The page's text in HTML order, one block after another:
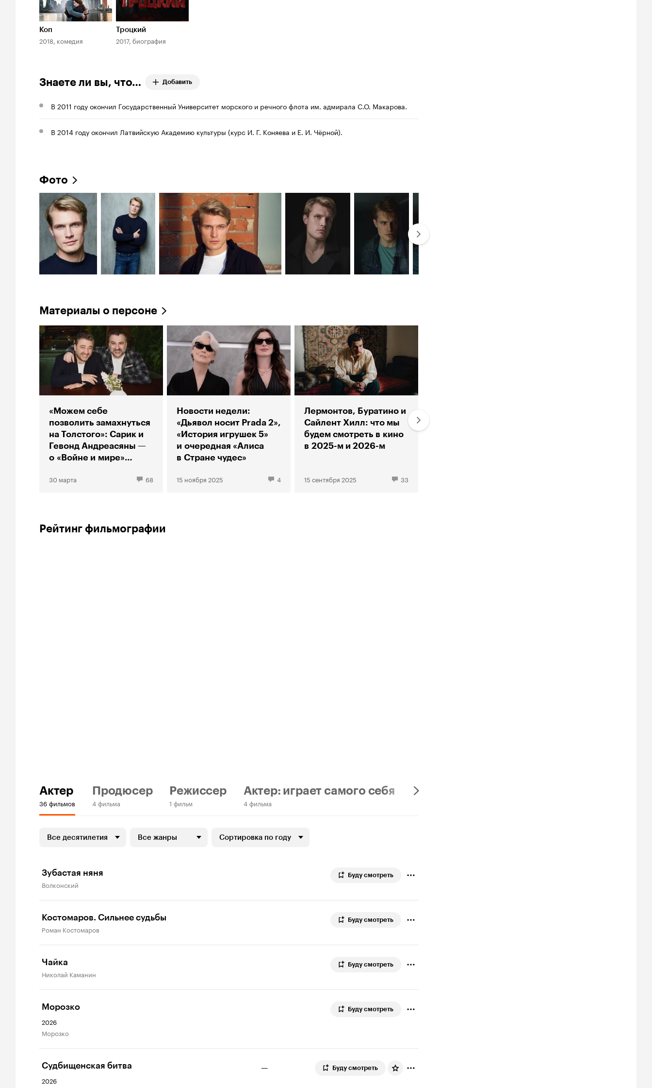
Коп
2018, комедия
Троцкий
2017, биография
Знаете ли вы, что… Добавить
В 2011 году окончил Государственный Университет морского и речного флота им. адмирала С.О. Макарова.
В 2014 году окончил Латвийскую Академию культуры (курс И. Г. Коняева и Е. И. Чёрной).
Фото
Материалы о персоне
«Можем себе
позволить замахнуться
на Толстого»: Сарик и
Гевонд Андреасяны —
о «Войне и мире»
репутации
30 марта 68
Новости недели:
«Дьявол носит Prada 2»,
«История игрушек 5»
и очередная «Алиса
в Стране чудес»
15 ноября 2025 4
Лермонтов, Буратино и
Сайлент Хилл: что мы
будем смотреть в кино
в 2025-м и 2026-м
15 сентября 2025 33
Рейтинг фильмографии
Актер
36 фильмов
Продюсер
4 фильма
Режиссер
1 фильм
Актер: играет самого себя
4 фильма
Актер: в титрах не указан
Все десятилетия Все жанры Сортировка по году
Зубастая няня
Волконский
Буду смотреть
Костомаров. Сильнее судьбы
Роман Костомаров
Буду смотреть
Чайка
Николай Каманин
Буду смотреть
Морозко
2026
Морозко
Буду смотреть
Судбищенская битва
2026
— Буду смотреть